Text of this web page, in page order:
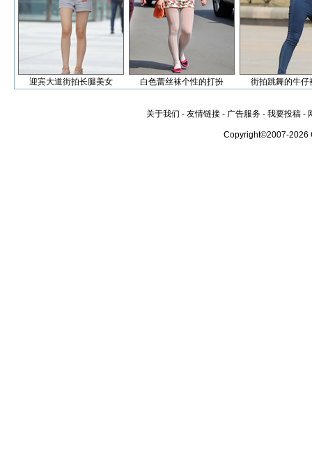
迎宾大道街拍长腿美女 白色蕾丝袜个性的打扮 街拍跳舞的牛仔
关于我们 - 友情链接 - 广告服务 - 我要投稿 -
Copyright©2007-2026